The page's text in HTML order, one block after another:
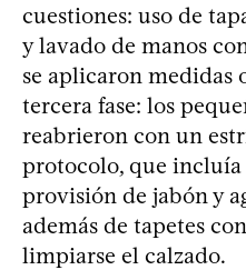
cuestiones: uso de
y lavado de manos
se aplicaron medidas
tercera fase: los
reabrieron con un
protocolo, que
provisión de jabón y
además de tapetes
limpiarse el calzado.